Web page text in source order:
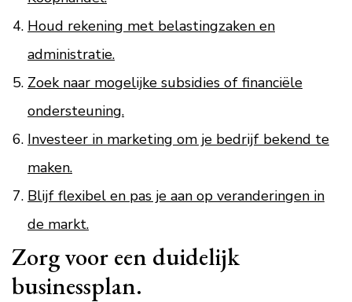
Houd rekening met belastingzaken en
administratie.
Zoek naar mogelijke subsidies of financiële
ondersteuning.
Investeer in marketing om je bedrijf bekend te
maken.
Blijf flexibel en pas je aan op veranderingen in
de markt.
Zorg voor een duidelijk
businessplan.